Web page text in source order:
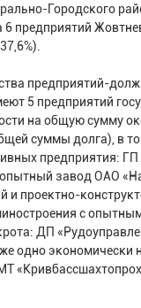
Городского
6 предприятий
предприятий-
5 предприятий
на общую сумму
суммы долга), в
предприятия:
опытный завод ОАО
и проектно-
с
ДП
одно экономически